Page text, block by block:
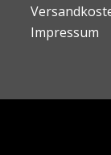
Impressum